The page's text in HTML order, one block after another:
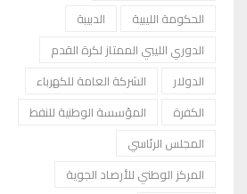
الحكومة الليبية
الدبيبة
الدوري الليبي الممتاز لكرة القدم
الدولار
الشركة العامة للكهرباء
الكفرة
المؤسسة الوطنية للنفط
المجلس الرئاسي
المركز الوطني للأرصاد الجوية